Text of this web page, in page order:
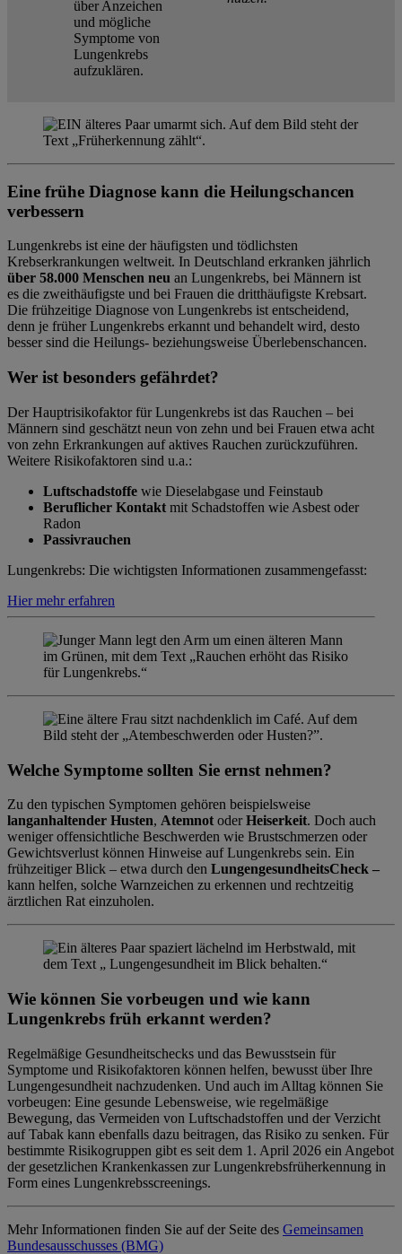
Eine frühe Diagnose kann die Heilungschancen
verbessern
Lungenkrebs ist eine der häufigsten und tödlichsten
Krebserkrankungen weltweit. In Deutschland erkranken jährlich
über 58.000 Menschen neu an Lungenkrebs, bei Männern ist
es die zweithäufigste und bei Frauen die dritthäufigste Krebsart.
Die frühzeitige Diagnose von Lungenkrebs ist entscheidend,
denn je früher Lungenkrebs erkannt und behandelt wird, desto
besser sind die Heilungs- beziehungsweise Überlebenschancen.
Wer ist besonders gefährdet?
Der Hauptrisikofaktor für Lungenkrebs ist das Rauchen – bei
Männern sind geschätzt neun von zehn und bei Frauen etwa acht
von zehn Erkrankungen auf aktives Rauchen zurückzuführen.
Weitere Risikofaktoren sind u.a.:
Luftschadstoffe wie Dieselabgase und Feinstaub
Beruflicher Kontakt mit Schadstoffen wie Asbest oder
Radon
Passivrauchen
Lungenkrebs: Die wichtigsten Informationen zusammengefasst:
Hier mehr erfahren
Welche Symptome sollten Sie ernst nehmen?
Zu den typischen Symptomen gehören beispielsweise
langanhaltender Husten, Atemnot oderHeiserkeit. Doch auch
weniger offensichtliche Beschwerden wie Brustschmerzen oder
Gewichtsverlust können Hinweise auf Lungenkrebs sein. Ein
frühzeitiger Blick – etwa durch den LungengesundheitsCheck –
kann helfen, solche Warnzeichen zu erkennen und rechtzeitig
ärztlichen Rat einzuholen.
Wie können Sie vorbeugen und wie kann
Lungenkrebs früh erkannt werden?
Regelmäßige Gesundheitschecks und das Bewusstsein für
Symptome und Risikofaktoren können helfen, bewusst über Ihre
Lungengesundheit nachzudenken. Und auch im Alltag können Sie
vorbeugen: Eine gesunde Lebensweise, wie regelmäßige
Bewegung, das Vermeiden von Luftschadstoffen und der Verzicht
auf Tabak kann ebenfalls dazu beitragen, das Risiko zu senken. Für
bestimmte Risikogruppen gibt es seit dem 1. April 2026 ein Angebot
der gesetzlichen Krankenkassen zur Lungenkrebsfrüherkennung in
Form eines Lungenkrebsscreenings.
Mehr Informationen finden Sie auf der Seite des Gemeinsamen
Bundesausschusses (BMG)